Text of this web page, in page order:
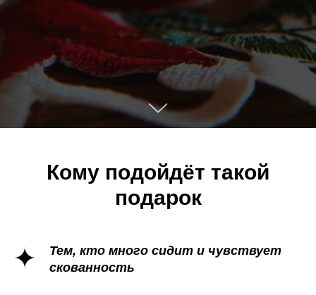
Кому подойдёт такой
подарок
Тем, кто много сидит и чувствует
скованность